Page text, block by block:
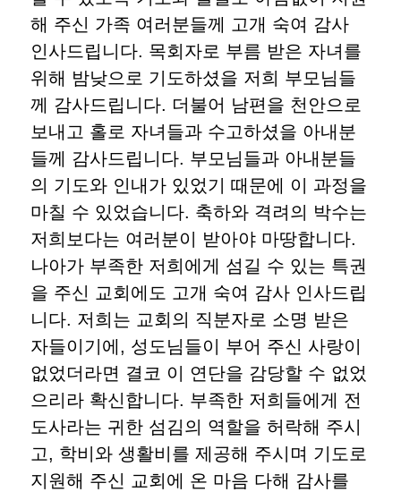
해 주신 가족 여러분들께 고개 숙여 감사
인사드립니다. 목회자로 부름 받은 자녀를
위해 밤낮으로 기도하셨을 저희 부모님들
께 감사드립니다. 더불어 남편을 천안으로
보내고 홀로 자녀들과 수고하셨을 아내분
들께 감사드립니다. 부모님들과 아내분들
의 기도와 인내가 있었기 때문에 이 과정을
마칠 수 있었습니다. 축하와 격려의 박수는
저희보다는 여러분이 받아야 마땅합니다.
나아가 부족한 저희에게 섬길 수 있는 특권
을 주신 교회에도 고개 숙여 감사 인사드립
니다. 저희는 교회의 직분자로 소명 받은
자들이기에, 성도님들이 부어 주신 사랑이
없었더라면 결코 이 연단을 감당할 수 없었
으리라 확신합니다. 부족한 저희들에게 전
도사라는 귀한 섬김의 역할을 허락해 주시
고, 학비와 생활비를 제공해 주시며 기도로
지원해 주신 교회에 온 마음 다해 감사를